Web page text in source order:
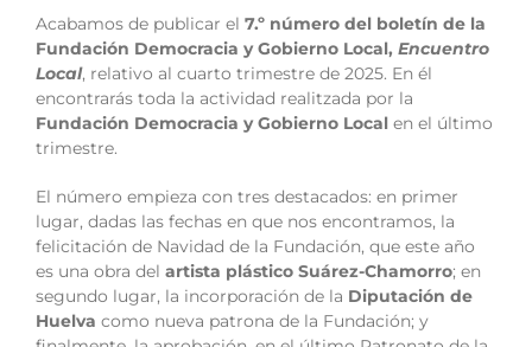
Acabamos de publicar el 7.º número del boletín de la
Fundación Democracia y Gobierno Local, Encuentro
Local, relativo al cuarto trimestre de 2025. En él
encontrarás toda la actividad realitzada por la
Fundación Democracia y Gobierno Local en el último
trimestre.
El número empieza con tres destacados: en primer
lugar, dadas las fechas en que nos encontramos, la
felicitación de Navidad de la Fundación, que este año
es una obra del artista plástico Suárez-Chamorro; en
segundo lugar, la incorporación de la Diputación de
Huelva como nueva patrona de la Fundación; y